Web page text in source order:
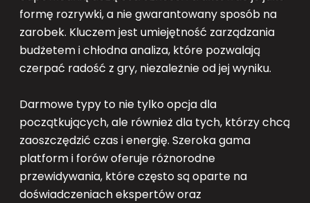
formę rozrywki, a nie gwarantowany sposób na
zarobek. Kluczem jest umiejętność zarządzania
budżetem i chłodna analiza, które pozwalają
czerpać radość z gry, niezależnie od jej wyniku.
Darmowe typy to nie tylko opcja dla
początkujących, ale również dla tych, którzy chcą
zaoszczędzić czas i energię. Szeroka gama
platform i forów oferuje różnorodne
przewidywania, które często są oparte na
doświadczeniach ekspertów oraz